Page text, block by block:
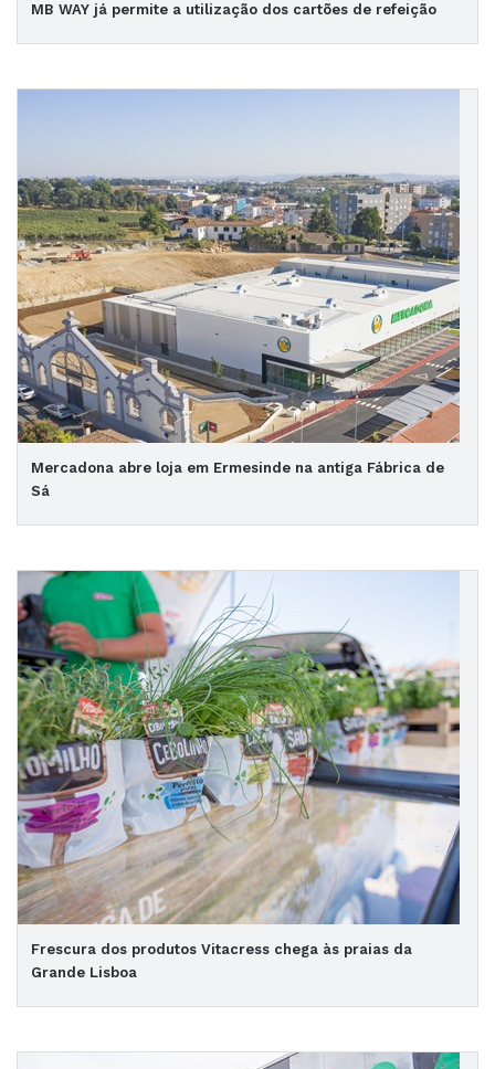
MB WAY já permite a utilização dos cartões de refeição
Mercadona abre loja em Ermesinde na antiga Fábrica de
Sá
Frescura dos produtos Vitacress chega às praias da
Grande Lisboa